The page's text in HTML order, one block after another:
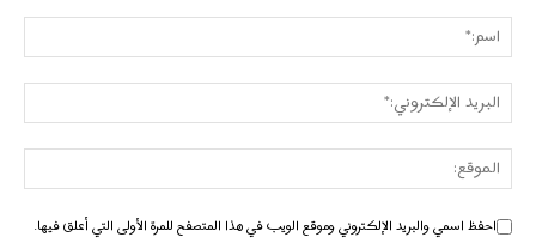
احفظ اسمي والبريد الإلكتروني وموقع الويب في هذا المتصفح للمرة الأولى التي أعلق فيها.